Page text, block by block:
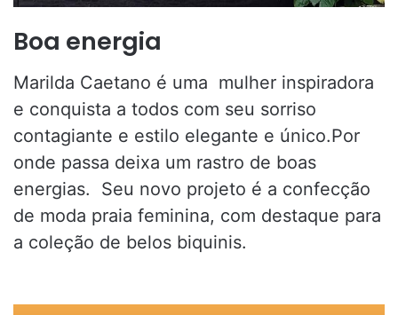
Boa energia
Marilda Caetano é uma mulher inspiradora
e conquista a todos com seu sorriso
contagiante e estilo elegante e único.Por
onde passa deixa um rastro de boas
energias. Seu novo projeto é a confecção
de moda praia feminina, com destaque para
a coleção de belos biquinis.